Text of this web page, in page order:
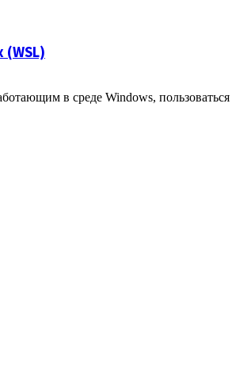
в среде Windows,